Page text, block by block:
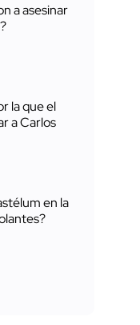
a asesinar
la que el
a Carlos
en la